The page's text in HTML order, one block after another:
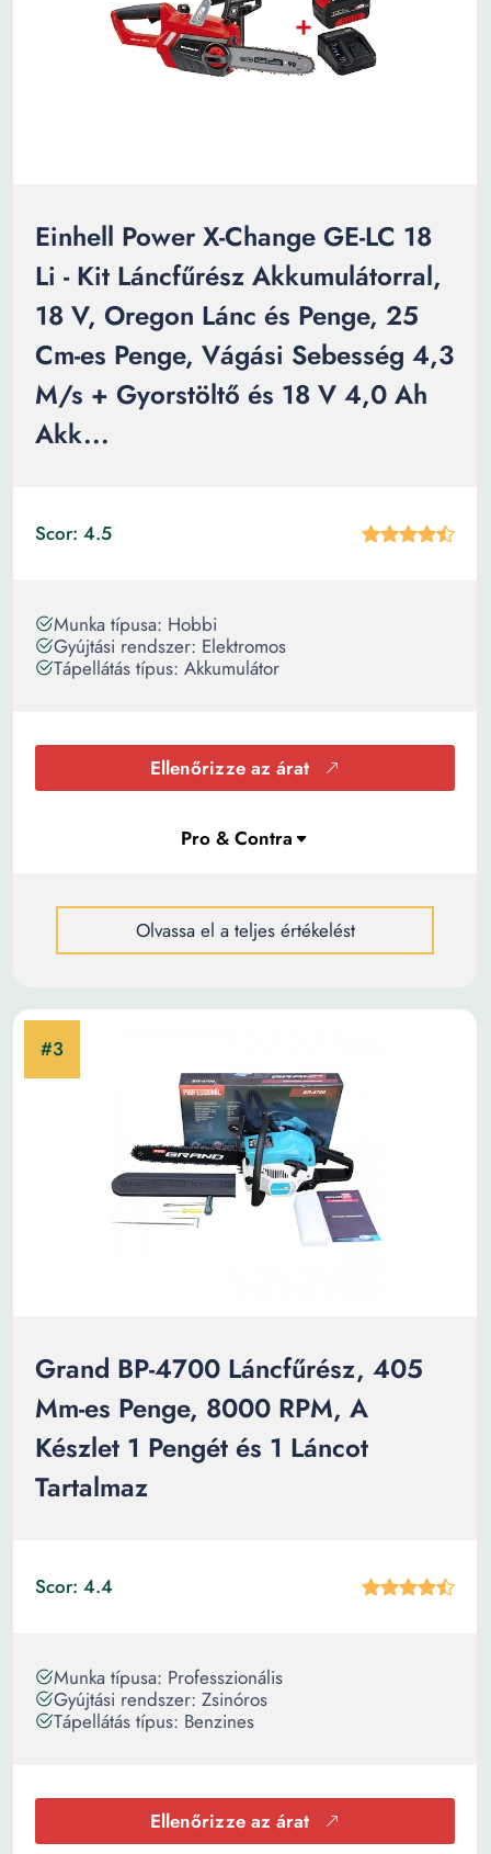
Einhell Power X-Change GE-LC 18
Li - Kit Láncfűrész Akkumulátorral,
18 V, Oregon Lánc és Penge, 25
Cm-es Penge, Vágási Sebesség 4,3
M/s + Gyorstöltő és 18 V 4,0 Ah
Akk...
Scor: 4.5
Munka típusa: Hobbi
Gyújtási rendszer: Elektromos
Tápellátás típus: Akkumulátor
Ellenőrizze az árat
Olvassa el a teljes értékelést
Grand BP-4700 Láncfűrész, 405
Mm-es Penge, 8000 RPM, A
Készlet 1 Pengét és 1 Láncot
Tartalmaz
Scor: 4.4
Munka típusa: Professzionális
Gyújtási rendszer: Zsinóros
Tápellátás típus: Benzines
Ellenőrizze az árat